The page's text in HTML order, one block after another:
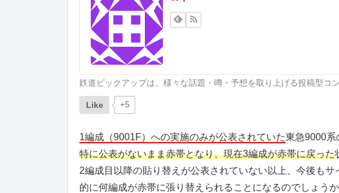
鉄道ピックアップは、様々な話題・噂・予想を取り上げる投稿型コン
Like +5
1編成（9001F）への実施のみが公表されていた東急9000系
特に公表がないまま赤帯となり、現在3編成が赤帯に戻った
2編成目以降の貼り替えが公表されていない以上、今後も
的に何編成が赤帯に張り替えられることになるのでしょうか